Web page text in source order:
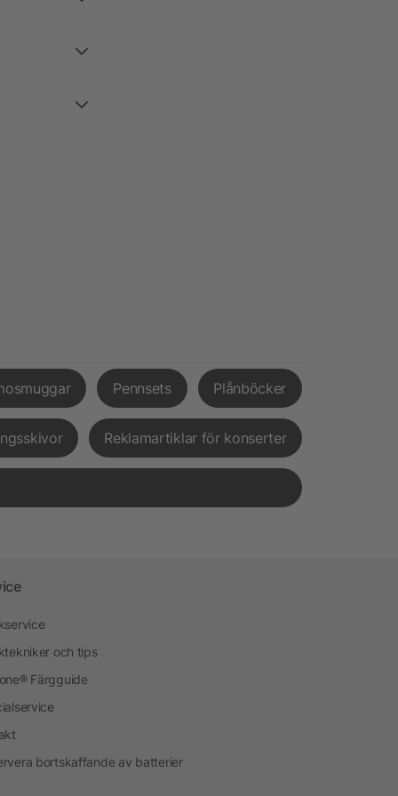
Pennsets Plånböcker
Reklamartiklar för konserter
och tips
Färgguide
bortskaffande av batterier